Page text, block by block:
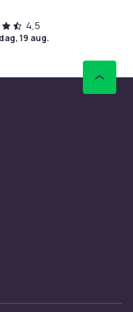
4,5
19 aug.